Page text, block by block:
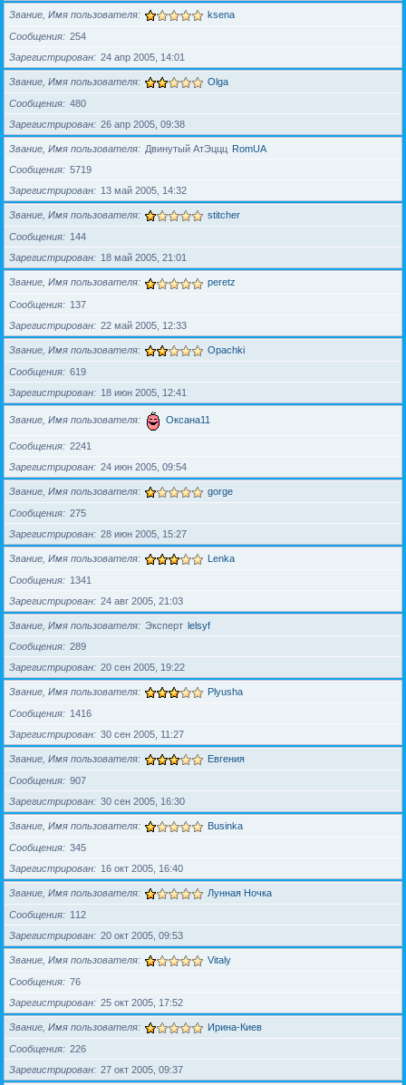
Звание, Имя пользователя ksena
Сообщения
254
Зарегистрирован
24 апр 2005, 14:01
Звание, Имя пользователя Olga
Сообщения
480
Зарегистрирован
26 апр 2005, 09:38
Звание, Имя пользователя Двинутый АтЭццц RomUA
Сообщения
5719
Зарегистрирован
13 май 2005, 14:32
Звание, Имя пользователя stitcher
Сообщения
144
Зарегистрирован
18 май 2005, 21:01
Звание, Имя пользователя peretz
Сообщения
137
Зарегистрирован
22 май 2005, 12:33
Звание, Имя пользователя Opachki
Сообщения
619
Зарегистрирован
18 июн 2005, 12:41
Звание, Имя пользователя Оксана11
Сообщения
2241
Зарегистрирован
24 июн 2005, 09:54
Звание, Имя пользователя gorge
Сообщения
275
Зарегистрирован
28 июн 2005, 15:27
Звание, Имя пользователя Lenka
Сообщения
1341
Зарегистрирован
24 авг 2005, 21:03
Звание, Имя пользователя Эксперт lelsyf
Сообщения
289
Зарегистрирован
20 сен 2005, 19:22
Звание, Имя пользователя Plyusha
Сообщения
1416
Зарегистрирован
30 сен 2005, 11:27
Звание, Имя пользователя Евгения
Сообщения
907
Зарегистрирован
30 сен 2005, 16:30
Звание, Имя пользователя Businka
Сообщения
345
Зарегистрирован
16 окт 2005, 16:40
Звание, Имя пользователя Лунная Ночка
Сообщения
112
Зарегистрирован
20 окт 2005, 09:53
Звание, Имя пользователя Vitaly
Сообщения
76
Зарегистрирован
25 окт 2005, 17:52
Звание, Имя пользователя Ирина-Киев
Сообщения
226
Зарегистрирован
27 окт 2005, 09:37